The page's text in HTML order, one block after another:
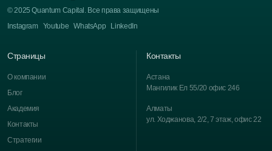
© 2025 Quantum Capital. Все права защищены
Instagram Youtube WhatsApp LinkedIn
Страницы
О компании
Блог
Академия
Контакты
Стратегии
Контакты
Астана
Мангилик Ел 55/20 офис 246
Алматы
ул. Ходжанова, 2/2, 7 этаж, офис 22